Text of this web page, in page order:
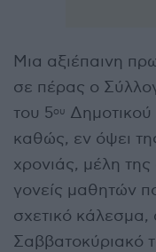
Μια αξιέπαινη
σε πέρας ο
του 5ου
καθώς, εν όψει
χρονιάς, μέλη
γονείς μαθητών
σχετικό
Σαββατοκύριακό